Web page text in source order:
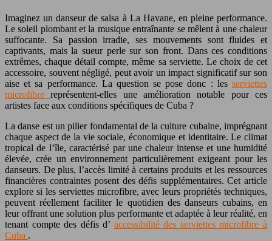
Imaginez un danseur de salsa à La Havane, en pleine performance.
Le soleil plombant et la musique entraînante se mêlent à une chaleur
suffocante. Sa passion irradie, ses mouvements sont fluides et
captivants, mais la sueur perle sur son front. Dans ces conditions
extrêmes, chaque détail compte, même sa serviette. Le choix de cet
accessoire, souvent négligé, peut avoir un impact significatif sur son
aise et sa performance. La question se pose donc : les serviettes
microfibrereprésentent-elles une amélioration notable pour ces
artistes face aux conditions spécifiques de Cuba ?
La danse est un pilier fondamental de la culture cubaine, imprégnant
chaque aspect de la vie sociale, économique et identitaire. Le climat
tropical de l’île, caractérisé par une chaleur intense et une humidité
élevée, crée un environnement particulièrement exigeant pour les
danseurs. De plus, l’accès limité à certains produits et les ressources
financières contraintes posent des défis supplémentaires. Cet article
explore si les serviettes microfibre, avec leurs propriétés techniques,
peuvent réellement faciliter le quotidien des danseurs cubains, en
leur offrant une solution plus performante et adaptée à leur réalité, en
tenant compte des défis d’ accessibilité des serviettes microfibre à
Cuba .